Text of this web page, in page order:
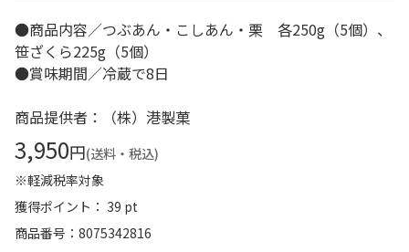
●商品内容／つぶあん・こしあん・栗 各250g（5個）、
笹ざくら225g（5個）
●賞味期間／冷蔵で8日
商品提供者：（株）港製菓
3,950円(送料・税込)
※軽減税率対象
獲得ポイント： 39 pt
商品番号
8075342816